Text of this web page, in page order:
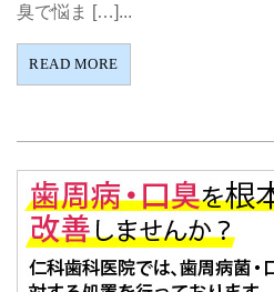
臭で悩ま […]...
READ MORE